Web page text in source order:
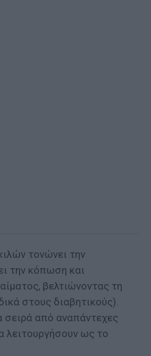
τονώνει την
την κόπωση και
βελτιώνοντας τη
στους διαβητικούς).
σειρά από αναπάντεχες
λειτουργήσουν ως το